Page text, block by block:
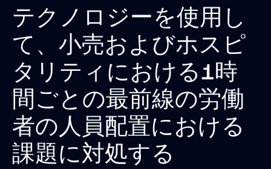
テクノロジーを使用し
て、小売およびホスピ
タリティにおける1時
間ごとの最前線の労働
者の人員配置における
課題に対処する